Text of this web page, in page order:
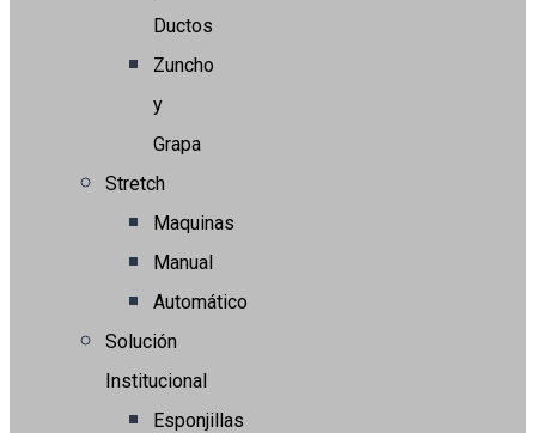
Ductos
Zuncho
y
Grapa
Stretch
Maquinas
Manual
Automático
Solución
Institucional
Esponjillas